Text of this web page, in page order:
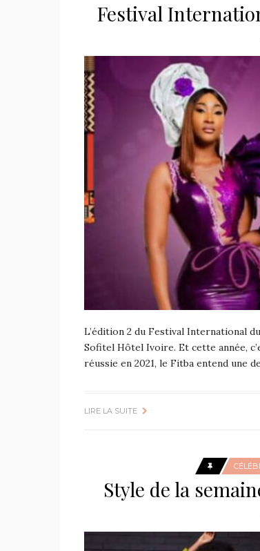
Festival
L’édition 2 du Festival International
Sofitel Hôtel Ivoire. Et cette année,
réussie en 2021, le Fitba entend une
LIRE LA SUITE
Style de la